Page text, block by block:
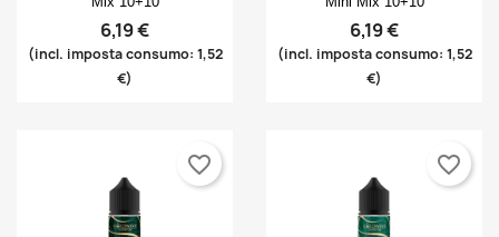
6,19 €
(incl. imposta consumo: 1,52
€)
6,19 €
(incl. imposta consumo: 1,52
€)
favorite_border favorite_border